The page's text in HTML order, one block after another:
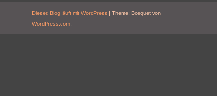
Dieses Blog läuft mit WordPress | Theme: Bouquet von
WordPress.com